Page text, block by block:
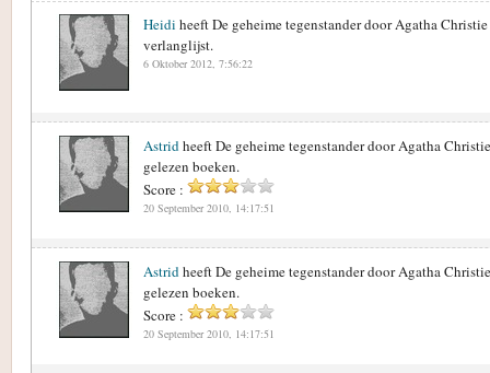
Heidi heeft De geheime tegenstander door Agatha
verlanglijst.
6 Oktober 2012, 7:56:22
Astridheeft De geheime tegenstander door Agatha
gelezen boeken.
Score :
20 September 2010, 14:17:51
Astridheeft De geheime tegenstander door Agatha
gelezen boeken.
Score :
20 September 2010, 14:17:51